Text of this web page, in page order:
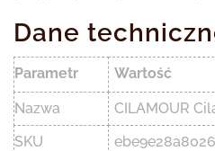
Dane
Parametr Wartość
Nazwa
CILAMOUR
SKU
ebe9e28a8026